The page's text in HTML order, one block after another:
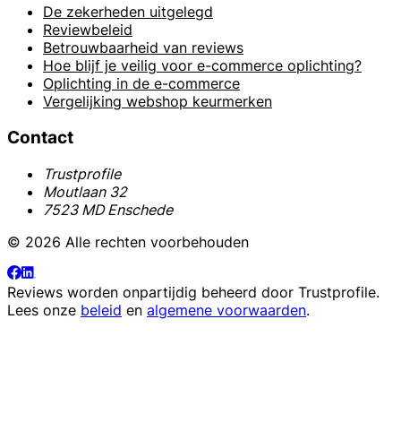
De zekerheden uitgelegd
Reviewbeleid
Betrouwbaarheid van reviews
Hoe blijf je veilig voor e-commerce oplichting?
Oplichting in de e-commerce
Vergelijking webshop keurmerken
Contact
Trustprofile
Moutlaan 32
7523 MD Enschede
© 2026 Alle rechten voorbehouden
Reviews worden onpartijdig beheerd door Trustprofile.
Lees onze beleid en algemene voorwaarden.